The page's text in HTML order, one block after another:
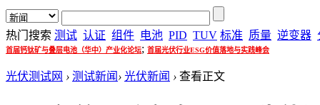
热门搜索 测试 认证 组件 电池 PID TUV 标准 质量 逆变器
首届钙钛矿与叠层电池（华中）产业化论坛; 首届光伏行业ESG价值落地与实践峰会
光伏测试网 › 测试新闻 › 光伏新闻 › 查看正文